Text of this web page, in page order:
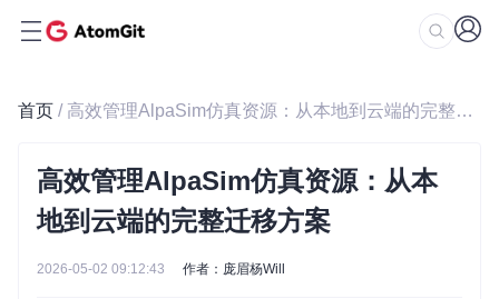
首页 / 高效管理AlpaSim仿真资源：从本地到云端的完整迁移方案
高效管理AlpaSim仿真资源：从本
地到云端的完整迁移方案
2026-05-02 09:12:43 作者：庞眉杨Will